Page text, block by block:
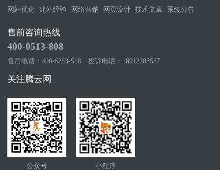
网站优化 建站经验 网络营销 网页设计 技术文章 系统公告
售前咨询热线
400-0513-808
售后电话：400-6263-518 投诉电话：18912283537
关注腾云网
公众号 小程序